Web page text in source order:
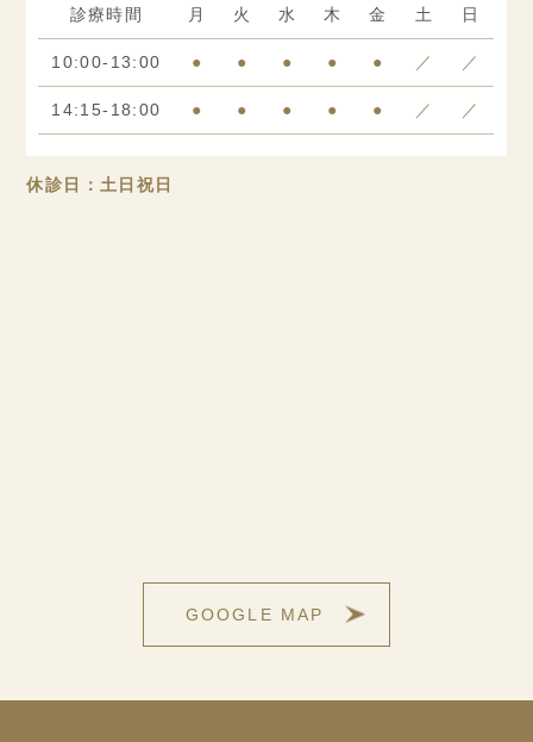
診療時間 月 火 水 木 金 土 日
10:00-13:00 ● ● ● ● ● ／ ／
14:15-18:00 ● ● ● ● ● ／ ／
休診日：土日祝日
GOOGLE MAP